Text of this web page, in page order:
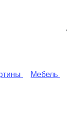
Мебель